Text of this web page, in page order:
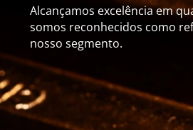
Alcançamos excelência em
somos reconhecidos como
nosso segmento.